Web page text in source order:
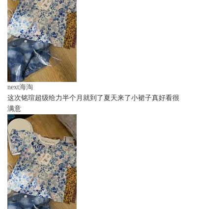
next海淘
这次铭瑄超级给力半个月就到了夏天来了小裙子真好看很
满意